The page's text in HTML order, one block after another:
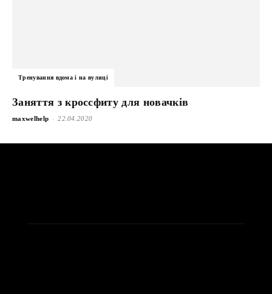
Тренування вдома і на вулиці
Заняття з кроссфиту для новачків
maxwelhelp - 22.04.2020